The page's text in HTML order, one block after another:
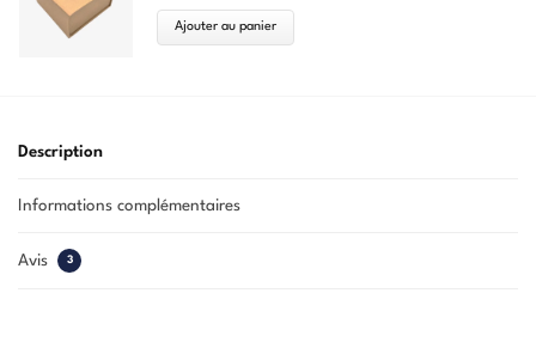
Ajouter au panier
Description
Informations complémentaires
Avis 3